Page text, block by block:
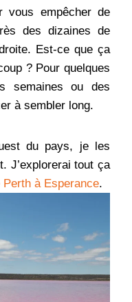
vous empêcher de
des dizaines de
Est-ce que ça
? Pour quelques
semaines ou des
à sembler long.
du pays, je les
J’explorerai tout ça
Perth à Esperance.